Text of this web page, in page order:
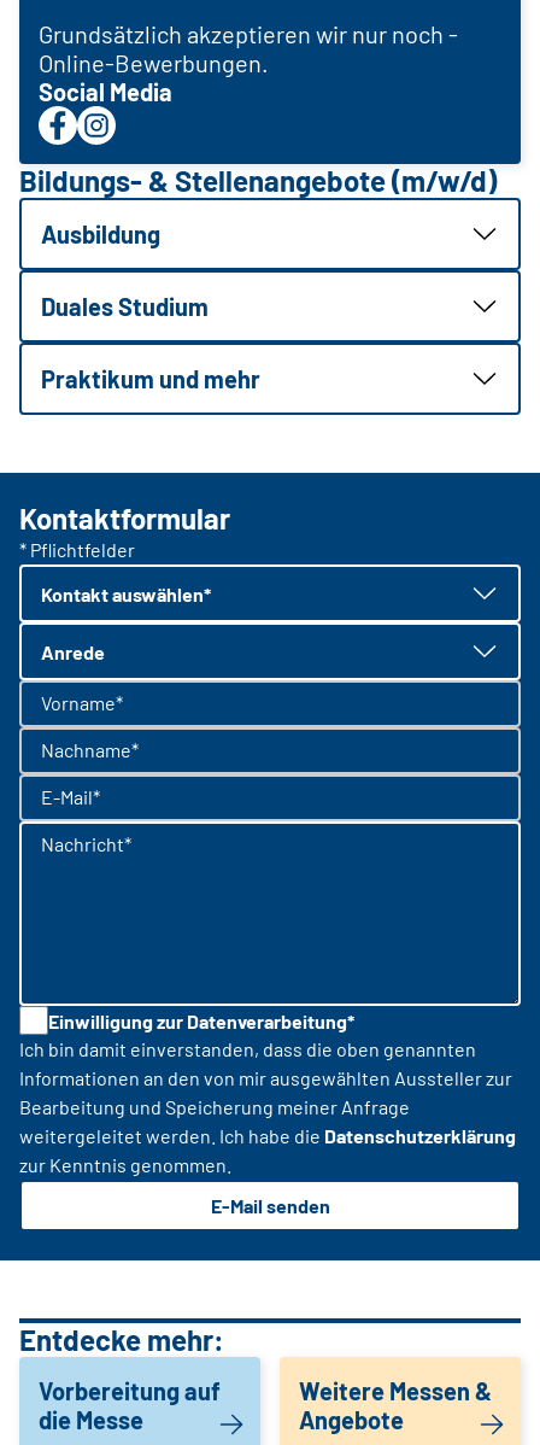
Grundsätzlich akzeptieren wir nur noch ­
Online-Bewerbungen.
Social Media
Bildungs- & Stellenangebote (m/w/d)
Ausbildung
Duales Studium
Praktikum und mehr
Kontaktformular
* Pflichtfelder
Kontakt auswählen*
Anrede
Vorname*
Nachname*
E-Mail*
Nachricht*
Einwilligung zur Datenverarbeitung*
Ich bin damit einverstanden, dass die oben genannten
Informationen an den von mir ausgewählten Aussteller zur
Bearbeitung und Speicherung meiner Anfrage
weitergeleitet werden. Ich habe die Datenschutzerklärung
zur Kenntnis genommen.
E-Mail senden
Entdecke mehr:
Vorbereitung auf
die Messe
Weitere Messen &
Angebote